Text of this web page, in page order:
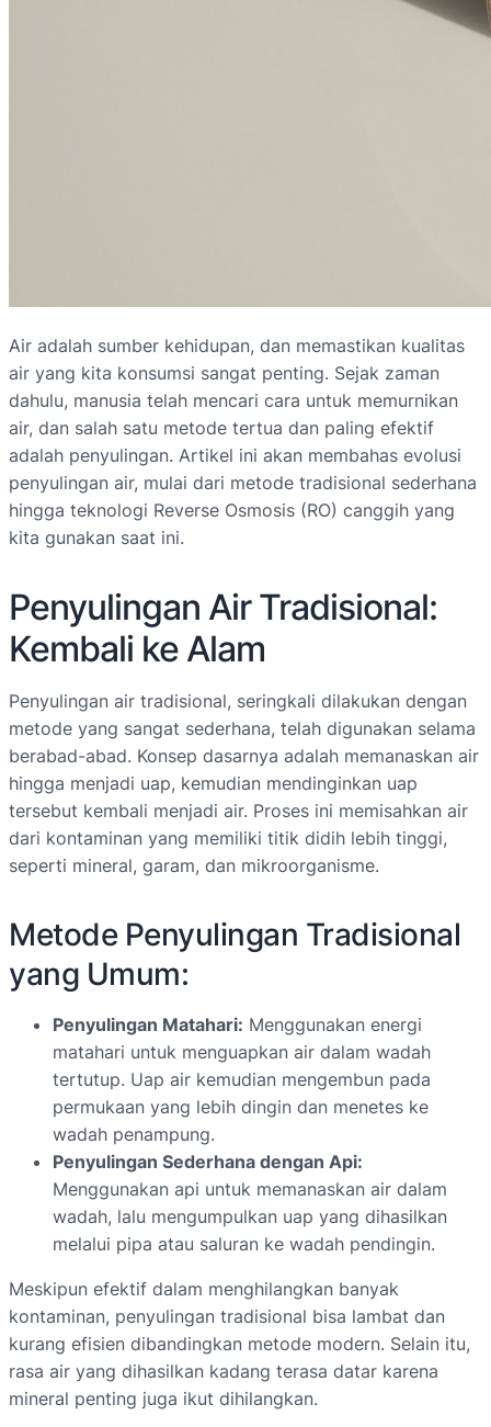
Air adalah sumber kehidupan, dan memastikan kualitas
air yang kita konsumsi sangat penting. Sejak zaman
dahulu, manusia telah mencari cara untuk memurnikan
air, dan salah satu metode tertua dan paling efektif
adalah penyulingan. Artikel ini akan membahas evolusi
penyulingan air, mulai dari metode tradisional sederhana
hingga teknologi Reverse Osmosis (RO) canggih yang
kita gunakan saat ini.
Penyulingan Air Tradisional:
Kembali ke Alam
Penyulingan air tradisional, seringkali dilakukan dengan
metode yang sangat sederhana, telah digunakan selama
berabad-abad. Konsep dasarnya adalah memanaskan air
hingga menjadi uap, kemudian mendinginkan uap
tersebut kembali menjadi air. Proses ini memisahkan air
dari kontaminan yang memiliki titik didih lebih tinggi,
seperti mineral, garam, dan mikroorganisme.
Metode Penyulingan Tradisional
yang Umum:
Penyulingan Matahari: Menggunakan energi
matahari untuk menguapkan air dalam wadah
tertutup. Uap air kemudian mengembun pada
permukaan yang lebih dingin dan menetes ke
wadah penampung.
Penyulingan Sederhana dengan Api:
Menggunakan api untuk memanaskan air dalam
wadah, lalu mengumpulkan uap yang dihasilkan
melalui pipa atau saluran ke wadah pendingin.
Meskipun efektif dalam menghilangkan banyak
kontaminan, penyulingan tradisional bisa lambat dan
kurang efisien dibandingkan metode modern. Selain itu,
rasa air yang dihasilkan kadang terasa datar karena
mineral penting juga ikut dihilangkan.